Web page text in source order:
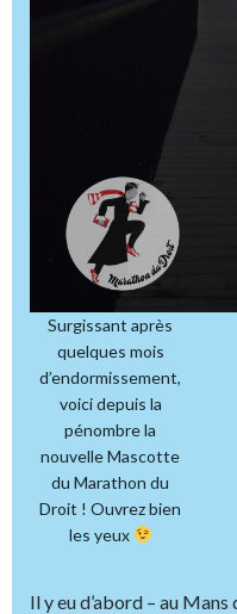
Surgissant après
quelques mois
d’endormissement,
voici depuis la
pénombre la
nouvelle Mascotte
du Marathon du
Droit ! Ouvrez bien
les yeux
Il y eu d’abord – au